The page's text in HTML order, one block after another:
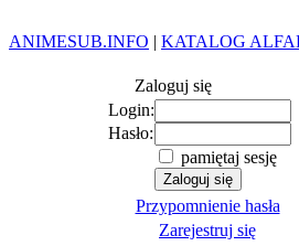
ANIMESUB.INFO | KATALOG
Zaloguj się
Login:
Hasło:
pamiętaj sesję
Przypomnienie hasła
Zarejestruj się